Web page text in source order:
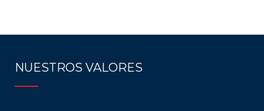
NUESTROS VALORES